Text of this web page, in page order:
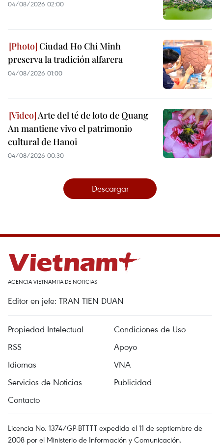
04/08/2026 02:00
Ciudad Ho Chi Minh
preserva la tradición alfarera
04/08/2026 01:00
Arte del té de loto de Quang
An mantiene vivo el patrimonio
cultural de Hanoi
04/08/2026 00:30
Descargar
AGENCIA VIETNAMITA DE NOTICIAS
Editor en jefe: TRAN TIEN DUAN
Propiedad Intelectual
Condiciones de Uso
RSS
Apoyo
Idiomas
VNA
Servicios de Noticias
Publicidad
Contacto
Licencia No. 1374/GP-BTTTT expedida el 11 de septiembre de
2008 por el Ministerio de Información y Comunicación.